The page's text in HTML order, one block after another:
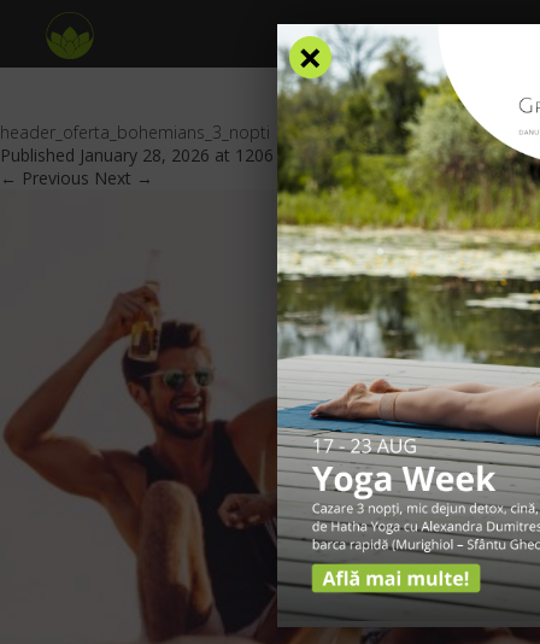
header_oferta_bohemians_3_nopti
Published January 28, 2026 at 1206 × 553inOferte Speciale.
← Previous Next →
×